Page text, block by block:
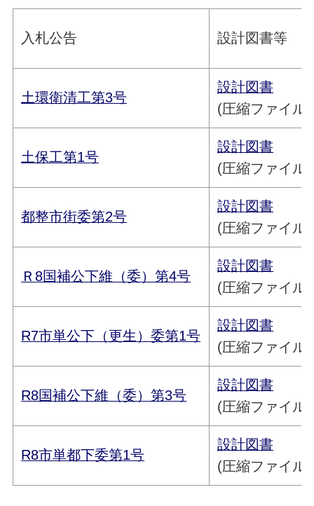
入札公告 設計図書等
土環衛清工第3号
設計図書
(圧縮ファイル
土保工第1号
設計図書
(圧縮ファイル
都整市街委第2号
設計図書
(圧縮ファイル
Ｒ8国補公下維（委）第4号
設計図書
(圧縮ファイル
R7市単公下（更生）委第1号
設計図書
(圧縮ファイル
R8国補公下維（委）第3号
設計図書
(圧縮ファイル
R8市単都下委第1号
設計図書
(圧縮ファイル